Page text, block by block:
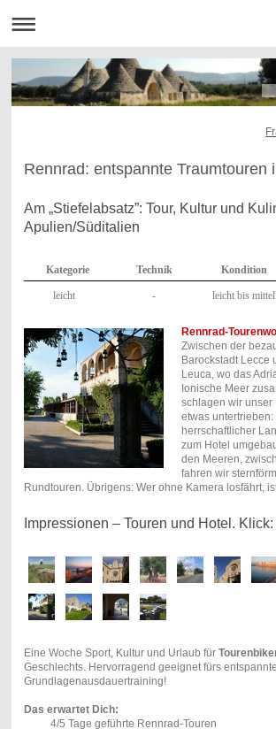
Rennrad: entspannte Traumtouren
Am „Stiefelabsatz”: Tour, Kultur und
Apulien/Süditalien
Kategorie Technik Kondition
leicht - leicht bis mittel
Rennrad-
Zwischen der
BarockstadtLecce
Leuca, wo das
Ionische Meer
schlagen wir unser
etwas
herrschaftlicher
zum Hotel
den Meeren,
fahren wir
Rundtouren. Übrigens: Wer ohne Kamera losfährt,
Impressionen – Touren und Hotel. Klick:
Eine Woche Sport, Kultur und Urlaub für
Geschlechts. Hervorragend geeignet fürs entspannte
Grundlagenausdauertraining!
Das erwartet Dich:
4/5 Tage geführte Rennrad-Touren